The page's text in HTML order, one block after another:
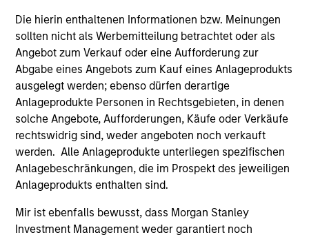
Die hierin enthaltenen Informationen bzw. Meinungen
sollten nicht als Werbemitteilung betrachtet oder als
Angebot zum Verkauf oder eine Aufforderung zur
Abgabe eines Angebots zum Kauf eines Anlageprodukts
ausgelegt werden; ebenso dürfen derartige
Anlageprodukte Personen in Rechtsgebieten, in denen
solche Angebote, Aufforderungen, Käufe oder Verkäufe
rechtswidrig sind, weder angeboten noch verkauft
werden. Alle Anlageprodukte unterliegen spezifischen
Anlagebeschränkungen, die im Prospekt des jeweiligen
Anlageprodukts enthalten sind.
Mir ist ebenfalls bewusst, dass Morgan Stanley
Investment Management weder garantiert noch
The conflict in the Middle East has sent
shockwaves through global markets and we
need to understand whether the rise in energy
prices is transient or will become embedded
in broader economic activity.
The BEAT™ Video - Q2 2026
22-APR-2026
In this video, we highlight five important
the global investment landscape.